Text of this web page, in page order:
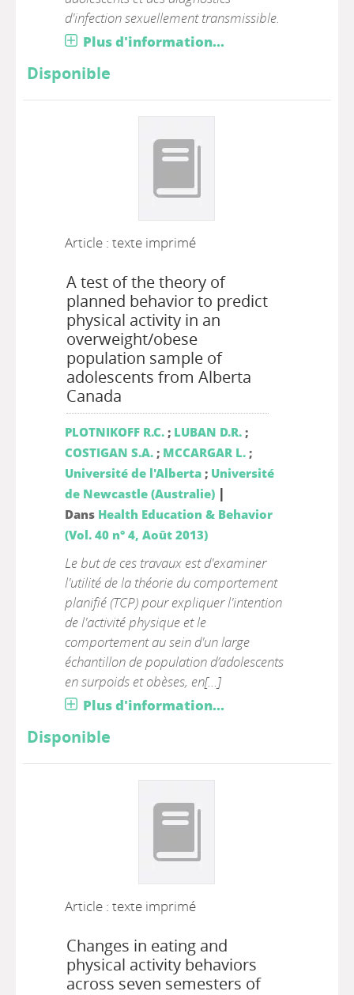
d'infection sexuellement transmissible.
Plus d'information...
Disponible
Article : texte imprimé
A test of the theory of
planned behavior to predict
physical activity in an
overweight/obese
population sample of
adolescents from Alberta
Canada
PLOTNIKOFF R.C.; LUBAN D.R.;
COSTIGAN S.A.; MCCARGAR L.;
Université de l'Alberta; Université
de Newcastle (Australie) |
Dans Health Education & Behavior
(Vol. 40 n° 4, Août 2013)
Le but de ces travaux est d'examiner
l'utilité de la théorie du comportement
planifié (TCP) pour expliquer l'intention
de l'activité physique et le
comportement au sein d'un large
échantillon de population d’adolescents
en surpoids et obèses, en[...]
Plus d'information...
Disponible
Article : texte imprimé
Changes in eating and
physical activity behaviors
across seven semesters of